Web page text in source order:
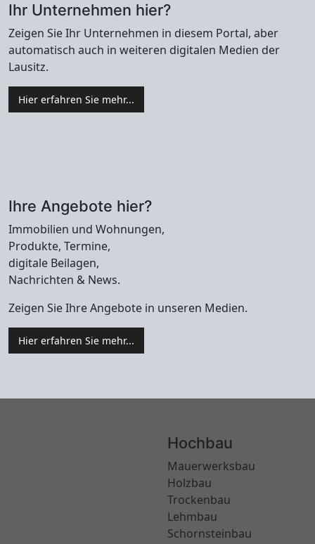
Ihr Unternehmen hier?
Zeigen Sie Ihr Unternehmen in diesem Portal, aber
automatisch auch in weiteren digitalen Medien der
Lausitz.
Hier erfahren Sie mehr...
Ihre Angebote hier?
Immobilien und Wohnungen,
Produkte, Termine,
digitale Beilagen,
Nachrichten & News.
Zeigen Sie Ihre Angebote in unseren Medien.
Hier erfahren Sie mehr...
Hochbau
Mauerwerksbau
Holzbau
Trockenbau
Lehmbau
Schornsteinbau